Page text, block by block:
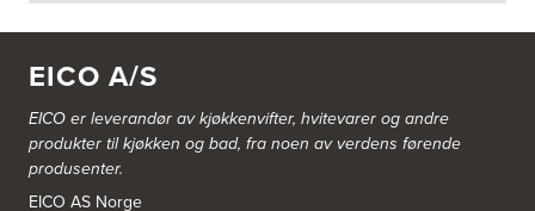
Bjerks Trevarefabrikk AS
Torkel Haabeths Vei 47
Tel.:51609590
Bjørnådal AS
Nordahl Griegsgt 8
8624 Mo I Rana
Tel.:+47 751 53 000
EICO A/S
EICO er leverandør av kjøkkenvifter, hvitevarer og andre
produkter til kjøkken og bad, fra noen av verdens førende
produsenter.
EICO AS Norge